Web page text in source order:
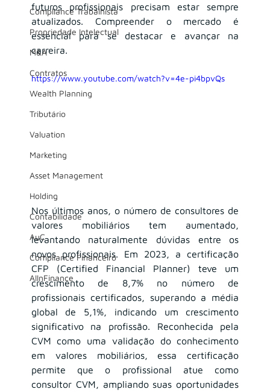
Compliance Trabalhista
Propriedade Intelectual
M&A
Contratos
Wealth Planning
Tributário
Valuation
Marketing
Asset Management
Holding
Contabilidade
AuC
Compliance Financeiro
AIInFinance
futuros profissionais precisam estar sempre
atualizados. Compreender o mercado é
essencial para se destacar e avançar na
carreira.
https://www.youtube.com/watch?v=4e-pi4bpvQs
Nos últimos anos, o número de consultores de
valores mobiliários tem aumentado,
levantando naturalmente dúvidas entre os
novos profissionais. Em 2023, a certificação
CFP (Certified Financial Planner) teve um
crescimento de 8,7% no número de
profissionais certificados, superando a média
global de 5,1%, indicando um crescimento
significativo na profissão. Reconhecida pela
CVM como uma validação do conhecimento
em valores mobiliários, essa certificação
permite que o profissional atue como
consultor CVM, ampliando suas oportunidades